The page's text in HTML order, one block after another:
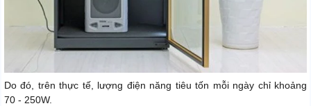
Do đó, trên thực tế, lượng điện năng tiêu tốn mỗi ngày chỉ khoảng
70 - 250W.